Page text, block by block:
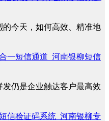
今天，如何高效、精准地
一短信通道_河南银柳短信
仍是企业触达客户最高效
信验证码系统_河南银柳专